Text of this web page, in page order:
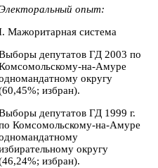
опыт:
Мажоритарная система
депутатов ГД 2003 по
на-Амуре
округу
избран).
депутатов ГД 1999 г.
Комсомольскому-на-Амуре
округу
избран).